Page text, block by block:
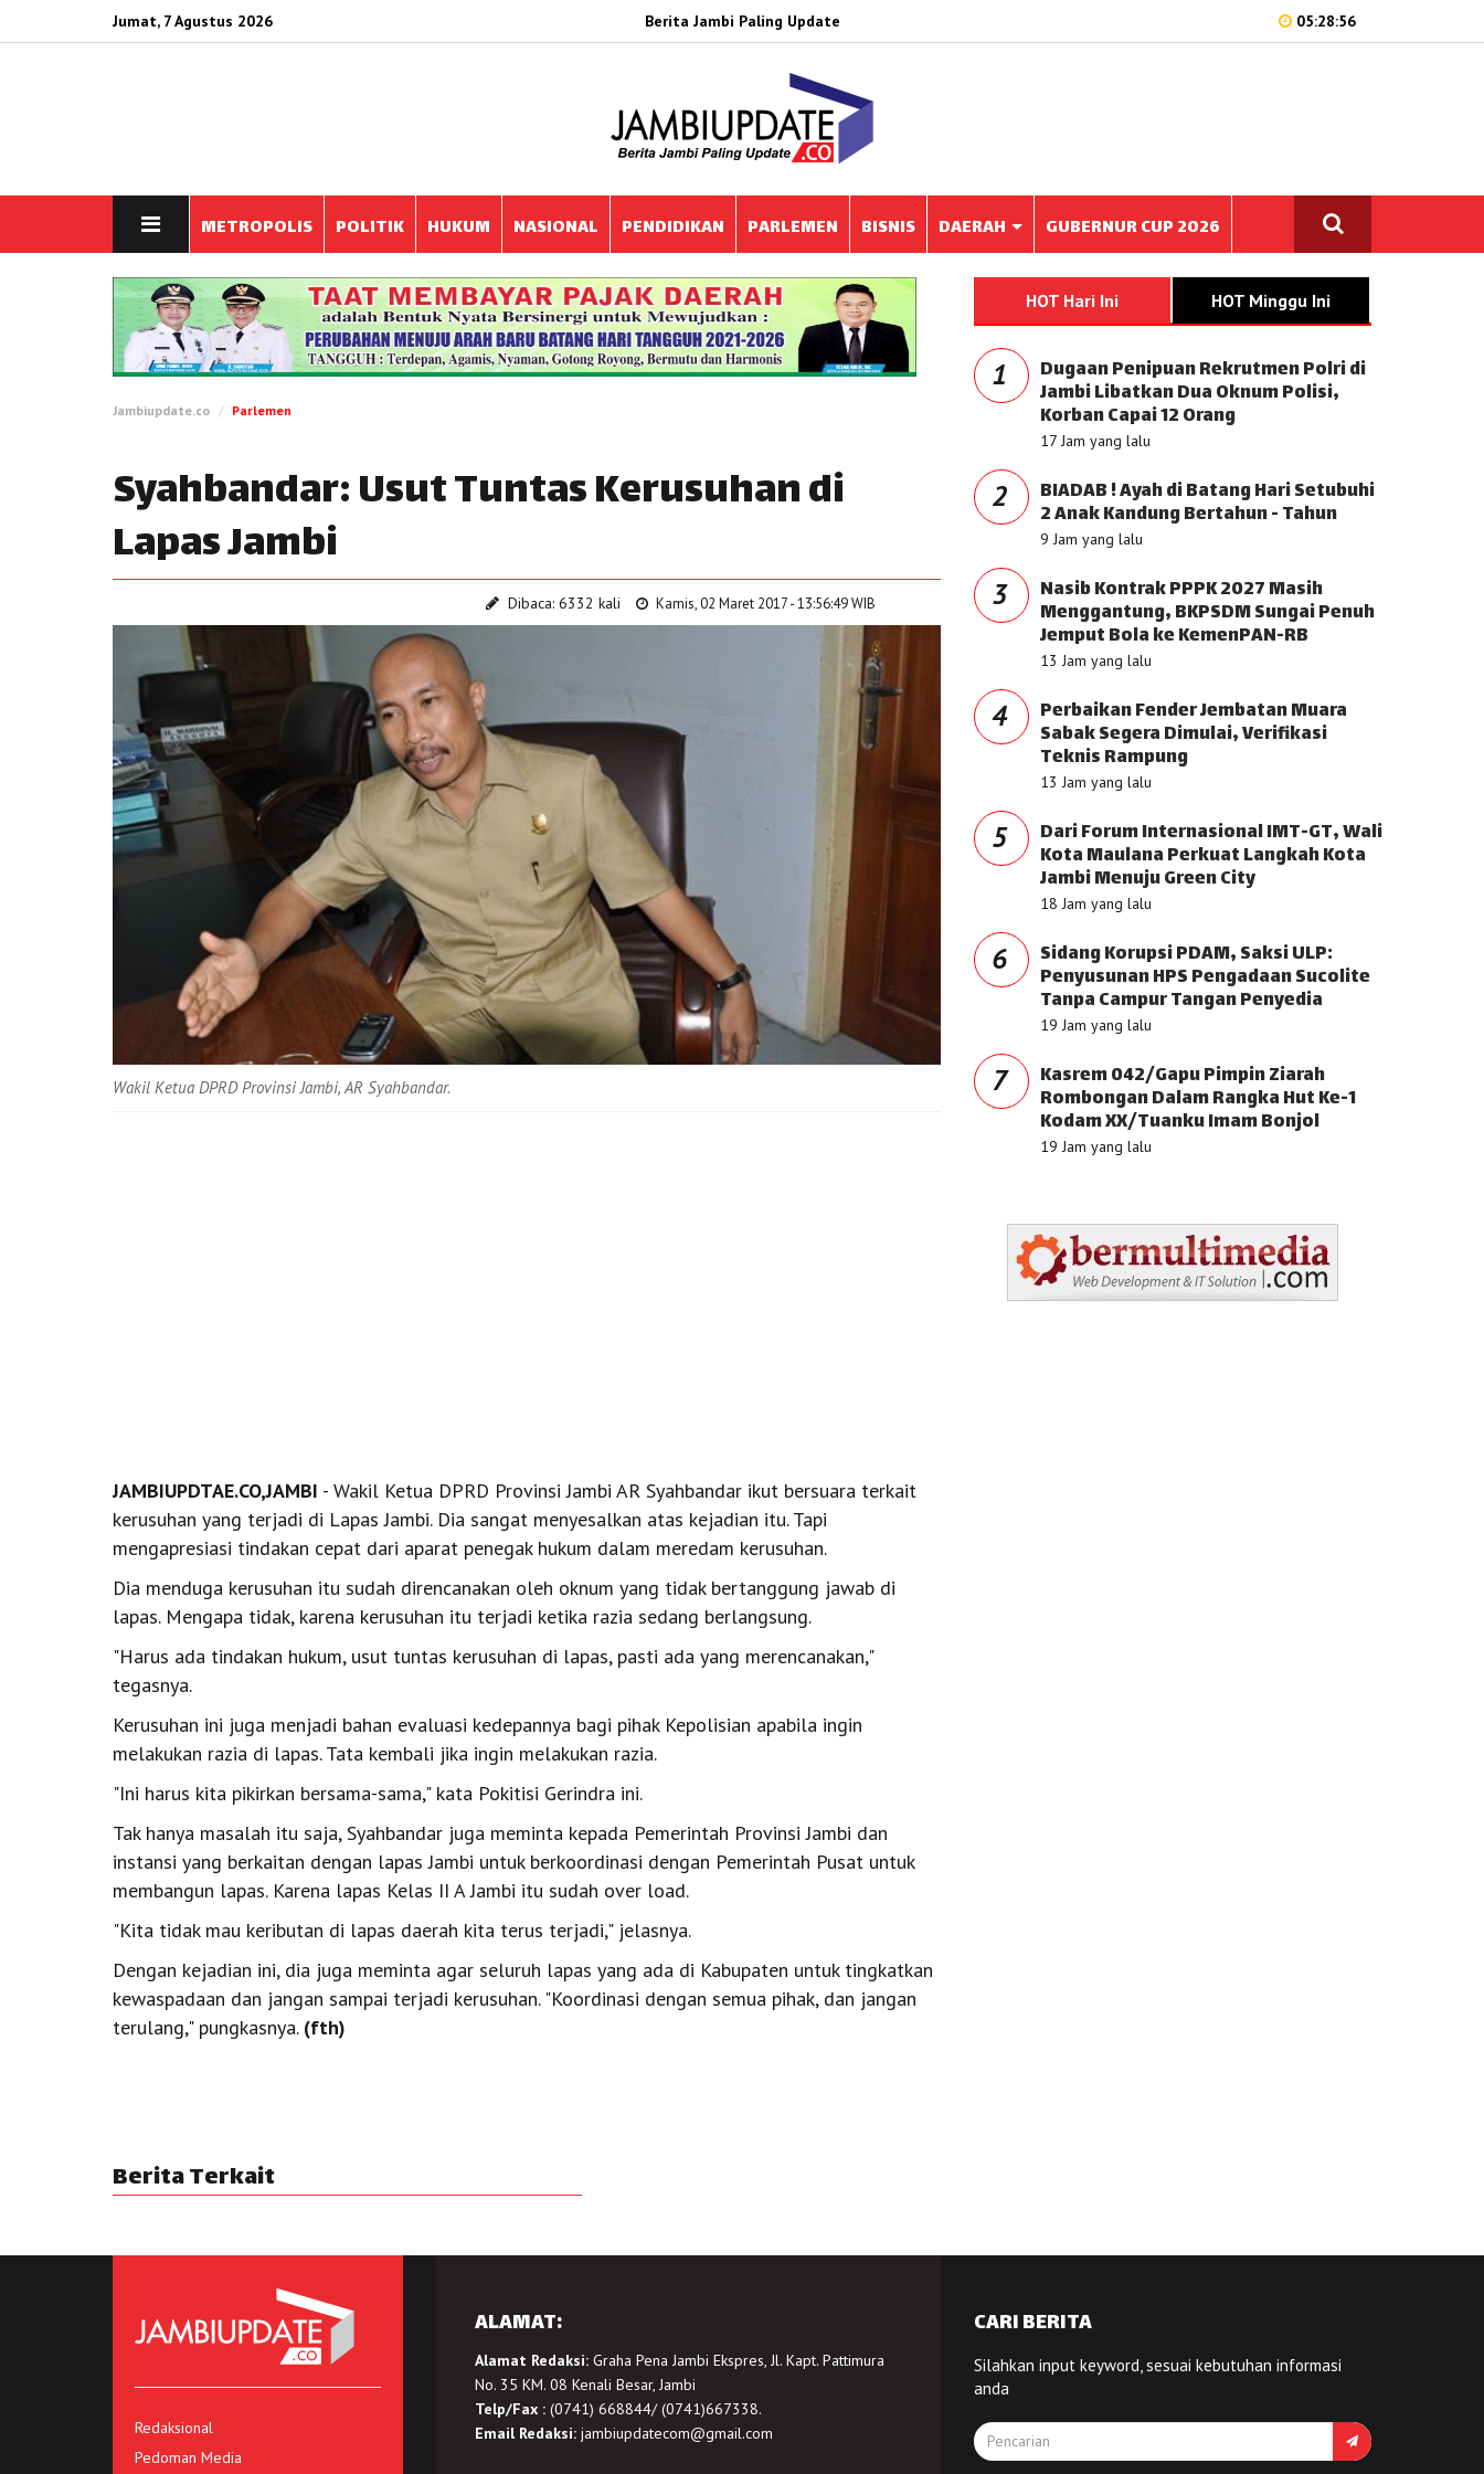
Jumat, 7 Agustus 2026 Berita Jambi Paling Update 05:28:56
METROPOLIS POLITIK HUKUM NASIONAL PENDIDIKAN PARLEMEN BISNIS DAERAH GUBERNUR CUP 2026
Jambiupdate.co Parlemen
Syahbandar: Usut Tuntas Kerusuhan di
Lapas Jambi
Dibaca: 6332 kali Kamis, 02 Maret 2017 - 13:56:49 WIB
Wakil Ketua DPRD Provinsi Jambi, AR Syahbandar.
JAMBIUPDTAE.CO,JAMBI - Wakil Ketua DPRD Provinsi Jambi AR Syahbandar ikut bersuara terkait
kerusuhan yang terjadi di Lapas Jambi. Dia sangat menyesalkan atas kejadian itu. Tapi
mengapresiasi tindakan cepat dari aparat penegak hukum dalam meredam kerusuhan.
Dia menduga kerusuhan itu sudah direncanakan oleh oknum yang tidak bertanggung jawab di
lapas. Mengapa tidak, karena kerusuhan itu terjadi ketika razia sedang berlangsung.
"Harus ada tindakan hukum, usut tuntas kerusuhan di lapas, pasti ada yang merencanakan,"
tegasnya.
Kerusuhan ini juga menjadi bahan evaluasi kedepannya bagi pihak Kepolisian apabila ingin
melakukan razia di lapas. Tata kembali jika ingin melakukan razia.
"Ini harus kita pikirkan bersama-sama," kata Pokitisi Gerindra ini.
Tak hanya masalah itu saja, Syahbandar juga meminta kepada Pemerintah Provinsi Jambi dan
instansi yang berkaitan dengan lapas Jambi untuk berkoordinasi dengan Pemerintah Pusat untuk
membangun lapas. Karena lapas Kelas II A Jambi itu sudah over load.
"Kita tidak mau keributan di lapas daerah kita terus terjadi," jelasnya.
Dengan kejadian ini, dia juga meminta agar seluruh lapas yang ada di Kabupaten untuk tingkatkan
kewaspadaan dan jangan sampai terjadi kerusuhan. "Koordinasi dengan semua pihak, dan jangan
terulang," pungkasnya. (fth)
Berita Terkait
HOT Hari Ini HOT Minggu Ini
1 Dugaan Penipuan Rekrutmen Polri di
Jambi Libatkan Dua Oknum Polisi,
Korban Capai 12 Orang
17 Jam yang lalu
2 BIADAB ! Ayah di Batang Hari Setubuhi
2 Anak Kandung Bertahun - Tahun
9 Jam yang lalu
3 Nasib Kontrak PPPK 2027 Masih
Menggantung, BKPSDM Sungai Penuh
Jemput Bola ke KemenPAN-RB
13 Jam yang lalu
4 Perbaikan Fender Jembatan Muara
Sabak Segera Dimulai, Verifikasi
Teknis Rampung
13 Jam yang lalu
5 Dari Forum Internasional IMT-GT, Wali
Kota Maulana Perkuat Langkah Kota
Jambi Menuju Green City
18 Jam yang lalu
6 Sidang Korupsi PDAM, Saksi ULP:
Penyusunan HPS Pengadaan Sucolite
Tanpa Campur Tangan Penyedia
19 Jam yang lalu
7 Kasrem 042/Gapu Pimpin Ziarah
Rombongan Dalam Rangka Hut Ke-1
Kodam XX/Tuanku Imam Bonjol
19 Jam yang lalu
Redaksional
Pedoman Media
ALAMAT:
Alamat Redaksi:Graha Pena Jambi Ekspres, Jl. Kapt. Pattimura
No. 35 KM. 08 Kenali Besar, Jambi
Telp/Fax :(0741) 668844/ (0741)667338.
Email Redaksi: jambiupdatecom@gmail.com
CARI BERITA
Silahkan input keyword, sesuai kebutuhan informasi
anda